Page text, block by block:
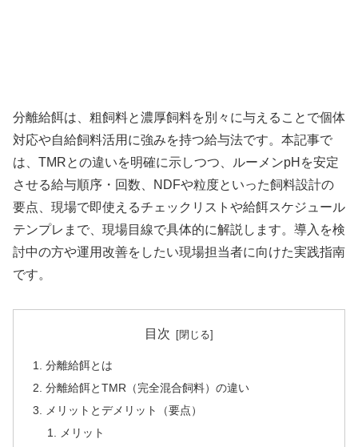
分離給餌は、粗飼料と濃厚飼料を別々に与えることで個体
対応や自給飼料活用に強みを持つ給与法です。本記事で
は、TMRとの違いを明確に示しつつ、ルーメンpHを安定
させる給与順序・回数、NDFや粒度といった飼料設計の
要点、現場で即使えるチェックリストや給餌スケジュール
テンプレまで、現場目線で具体的に解説します。導入を検
討中の方や運用改善をしたい現場担当者に向けた実践指南
です。
目次
分離給餌とは
分離給餌とTMR（完全混合飼料）の違い
メリットとデメリット（要点）
メリット